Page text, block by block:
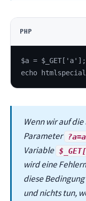
PHP
$a = $_GET['a'];
echo
Wenn wir auf
Parameter
Variable
wird eine
diese
und nichts tun,